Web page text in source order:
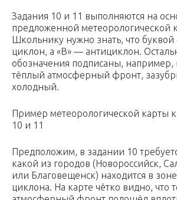
Задания 10 и 11 выполняются на
предложенной метеорологической
Школьнику нужно знать, что буквой
циклон, а «В» — антициклон.
обозначения подписаны,
тёплый атмосферный фронт,
холодный.
Пример метеорологической карты
10 и 11
Предположим, в задании 10
какой из городов (Новороссийск,
или Благовещенск) находится в
циклона. На карте чётко видно, что